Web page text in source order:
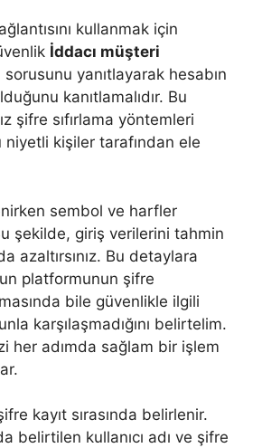
kullanmak için
İddacı müşteri
sorusunu yanıtlayarak hesabın
kanıtlamalıdır. Bu
şifre sıfırlama yöntemleri
niyetli kişiler tarafından ele
sembol ve harfler
şekilde, giriş verilerini tahmin
azaltırsınız. Bu detaylara
platformunun şifre
bile güvenlikle ilgili
karşılaşmadığını belirtelim.
her adımda sağlam bir işlem
kayıt sırasında belirlenir.
belirtilen kullanıcı adı ve şifre